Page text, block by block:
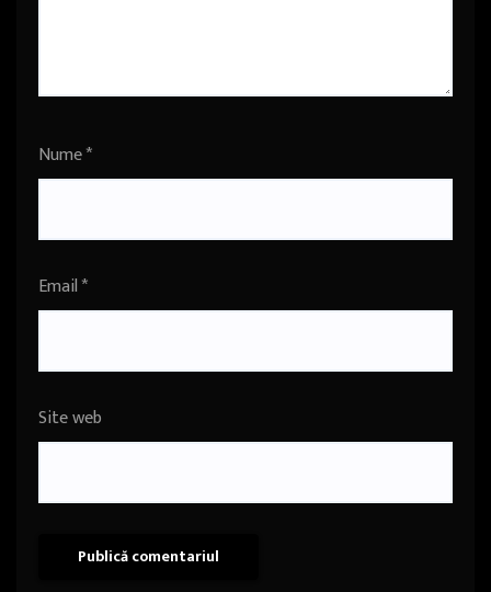
Nume*
Email*
Site web